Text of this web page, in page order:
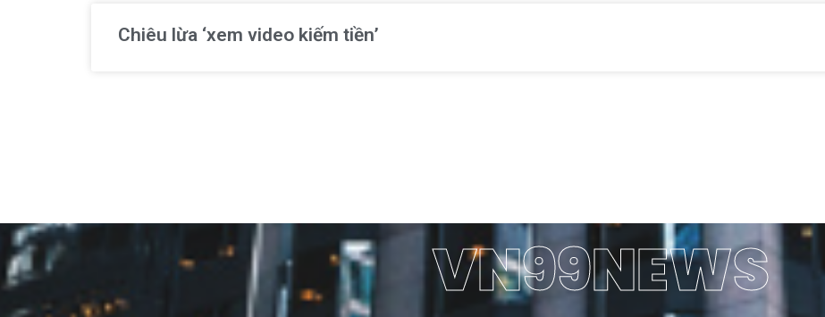
Chiêu lừa ‘xem video kiếm tiền’
VN99NEWS